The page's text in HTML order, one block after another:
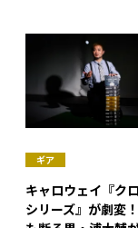
ギア
キャロウェイ『ク
シリーズ』が劇変